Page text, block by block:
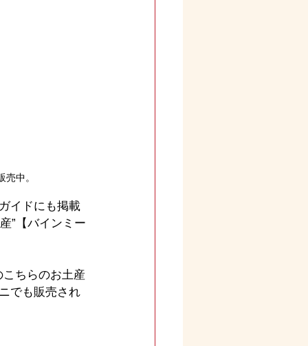
中。
イドにも掲載
”【バインミー
ちらのお土産
でも販売され